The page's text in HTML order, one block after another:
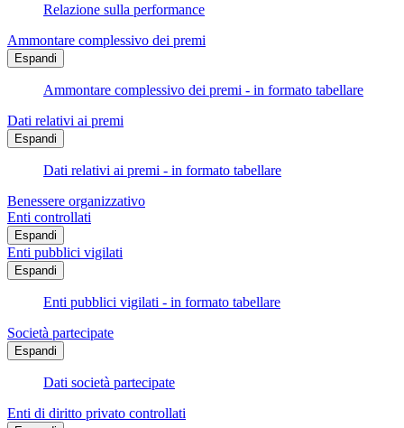
Relazione sulla performance
Ammontare complessivo dei premi
Espandi
Ammontare complessivo dei premi - in formato tabellare
Dati relativi ai premi
Espandi
Dati relativi ai premi - in formato tabellare
Benessere organizzativo
Enti controllati
Espandi
Enti pubblici vigilati
Espandi
Enti pubblici vigilati - in formato tabellare
Società partecipate
Espandi
Dati società partecipate
Enti di diritto privato controllati